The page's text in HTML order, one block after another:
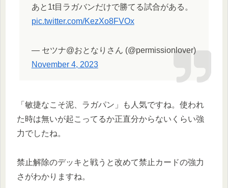
あと1t目ラガバンだけで勝てる試合がある。
pic.twitter.com/KezXo8FVOx
— セツナ@おとなりさん (@permissionlover)
November 4, 2023
「敏捷なこそ泥、ラガパン」も人気ですね。使われ
た時は無いが起こってるか正直分からないくらい強
力でしたね。
禁止解除のデッキと戦うと改めて禁止カードの強力
さがわかりますね。